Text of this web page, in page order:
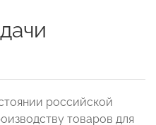
российской
товаров для